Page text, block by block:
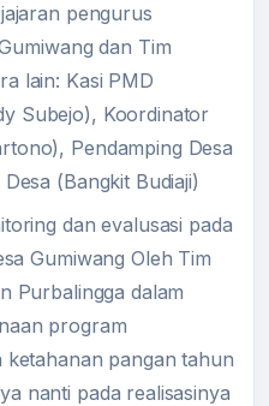
pengurus
dan Tim
lain: Kasi PMD
Subejo), Koordinator
Pendamping Desa
(Bangkit Budiaji)
dan evalusasi pada
Gumiwang Oleh Tim
Purbalingga dalam
program
ketahanan pangan tahun
nanti pada realisasinya